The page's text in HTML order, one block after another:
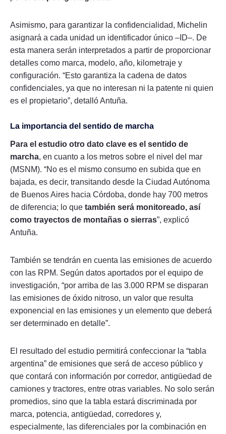
Asimismo, para garantizar la confidencialidad, Michelin
asignará a cada unidad un identificador único –ID–. De
esta manera serán interpretados a partir de proporcionar
detalles como marca, modelo, año, kilometraje y
configuración. “Esto garantiza la cadena de datos
confidenciales, ya que no interesan ni la patente ni quien
es el propietario”, detalló Antuña.
La importancia del sentido de marcha
Para el estudio otro dato clave es el sentido de
marcha, en cuanto a los metros sobre el nivel del mar
(MSNM). “No es el mismo consumo en subida que en
bajada, es decir, transitando desde la Ciudad Autónoma
de Buenos Aires hacia Córdoba, donde hay 700 metros
de diferencia; lo que también será monitoreado, así
como trayectos de montañas o sierras”, explicó
Antuña.
También se tendrán en cuenta las emisiones de acuerdo
con las RPM. Según datos aportados por el equipo de
investigación, “por arriba de las 3.000 RPM se disparan
las emisiones de óxido nitroso, un valor que resulta
exponencial en las emisiones y un elemento que deberá
ser determinado en detalle”.
El resultado del estudio permitirá confeccionar la “tabla
argentina” de emisiones que será de acceso público y
que contará con información por corredor, antigüedad de
camiones y tractores, entre otras variables. No solo serán
promedios, sino que la tabla estará discriminada por
marca, potencia, antigüedad, corredores y,
especialmente, las diferenciales por la combinación en